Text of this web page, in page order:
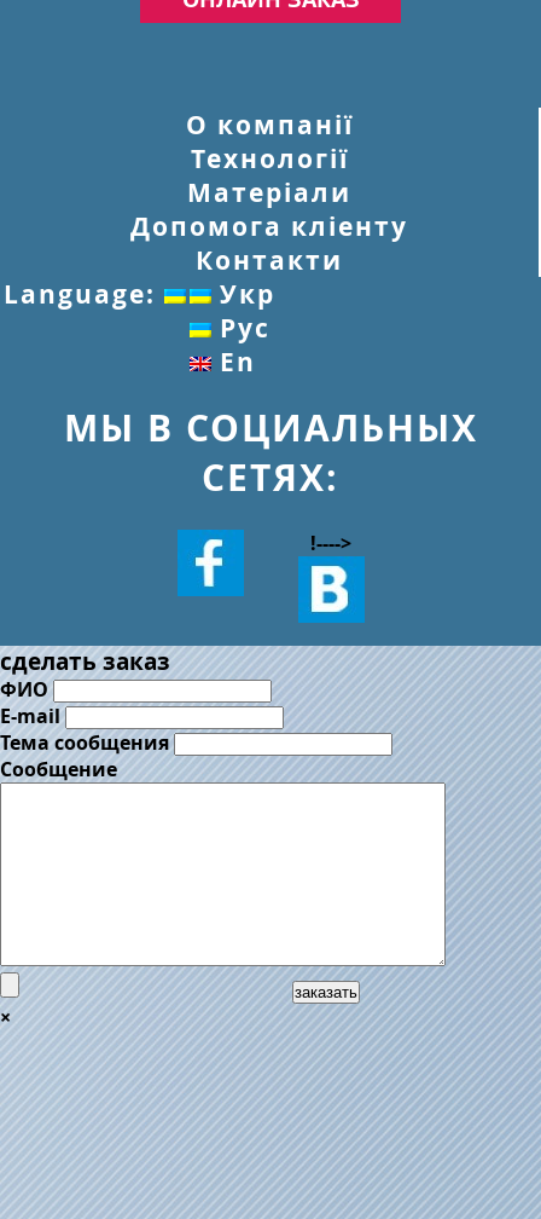
О компанії
Технології
Матеріали
Допомога кліенту
Контакти
Language:
Укр
Рус
En
МЫ В СОЦИАЛЬНЫХ
СЕТЯХ:
!---->
сделать заказ
ФИО
E-mail
Тема сообщения
Сообщение
заказать
×